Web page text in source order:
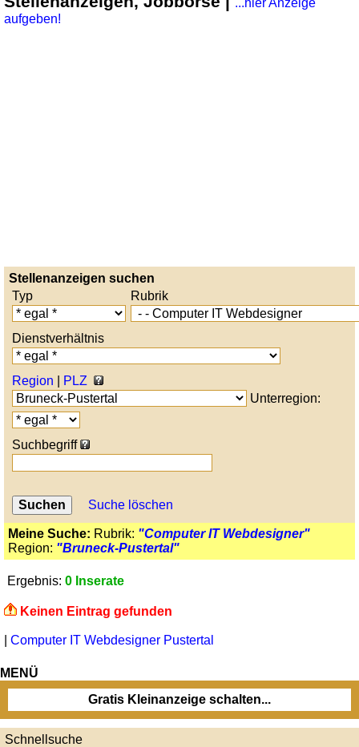
...hier Anzeige
aufgeben!
Stellenanzeigen suchen
Typ
Rubrik
Dienstverhältnis
Region
PLZ
Unterregion:
Suchbegriff
Suche löschen
Meine Suche: Rubrik: "Computer IT Webdesigner"
Region: "Bruneck-Pustertal"
Ergebnis: 0 Inserate
Keinen Eintrag gefunden
Computer IT Webdesigner Pustertal
MENÜ
Gratis Kleinanzeige schalten...
Schnellsuche